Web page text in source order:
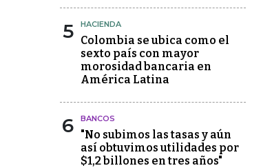
5 HACIENDA
Colombia se ubica como el
sexto país con mayor
morosidad bancaria en
América Latina
6 BANCOS
"No subimos las tasas y aún
así obtuvimos utilidades por
$1,2 billones en tres años"